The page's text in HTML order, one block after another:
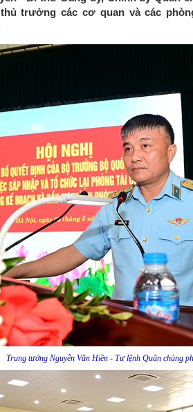
trưởng các cơ quan và các
Trung tướng Nguyễn Văn Hiền - Tư lệnh Quân chủng